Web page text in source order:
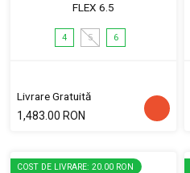
FLEX 6.5
4 5 6
Livrare Gratuită
1,483.00 RON
COST DE LIVRARE: 20.00 RON